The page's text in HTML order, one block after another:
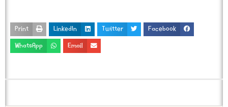
Facebook
Twitter
LinkedIn
Print
Email
WhatsApp